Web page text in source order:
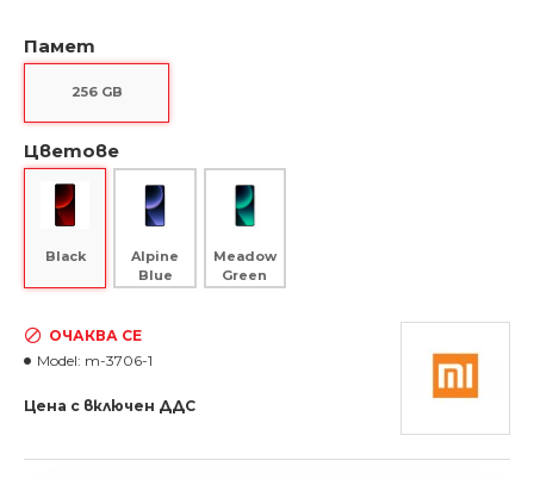
Памет
256 GB
Цветове
Black
Alpine
Blue
Meadow
Green
ОЧАКВА СЕ
Model: m-3706-1
Цена с включен ДДС